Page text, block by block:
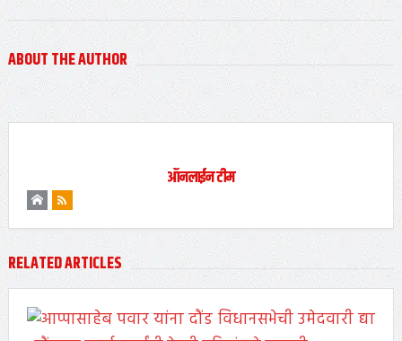
ABOUT THE AUTHOR
ऑनलाईन टीम
RELATED ARTICLES